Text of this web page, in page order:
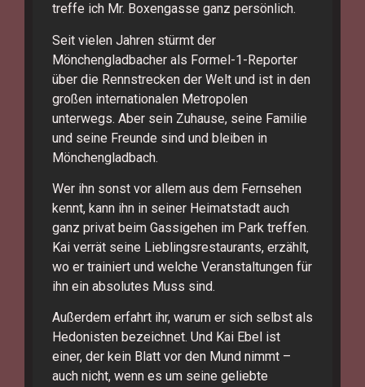
treffe ich Mr. Boxengasse ganz persönlich.
Seit vielen Jahren stürmt der
Mönchengladbacher als Formel-1-Reporter
über die Rennstrecken der Welt und ist in den
großen internationalen Metropolen
unterwegs. Aber sein Zuhause, seine Familie
und seine Freunde sind und bleiben in
Mönchengladbach.
Wer ihn sonst vor allem aus dem Fernsehen
kennt, kann ihn in seiner Heimatstadt auch
ganz privat beim Gassigehen im Park treffen.
Kai verrät seine Lieblingsrestaurants, erzählt,
wo er trainiert und welche Veranstaltungen für
ihn ein absolutes Muss sind.
Außerdem erfahrt ihr, warum er sich selbst als
Hedonisten bezeichnet. Und Kai Ebel ist
einer, der kein Blatt vor den Mund nimmt –
auch nicht, wenn es um seine geliebte